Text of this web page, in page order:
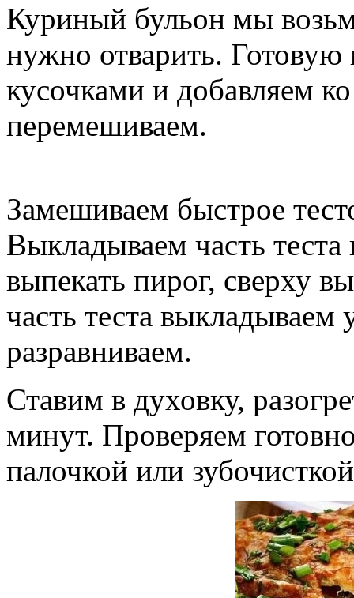
Куриный бульон мы
нужно отварить.
кусочками и добавляем
перемешиваем.
Замешиваем быстрое
Выкладываем часть
выпекать пирог, сверху
часть теста
разравниваем.
Ставим в духовку,
минут. Проверяем
палочкой или